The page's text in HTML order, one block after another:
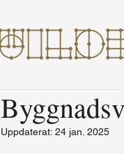
Uppdaterat: 24 jan. 2025